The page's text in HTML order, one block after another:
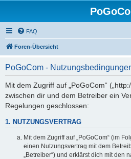
FAQ
Foren-Übersicht
PoGoCom -
Mit dem Zugriff auf „PoGoCom“
zwischen dir und dem Betreiber ein
Regelungen geschlossen:
1. NUTZUNGSVERTRAG
Mit dem Zugriff auf „PoGoCom“ (im
einen Nutzungsvertrag mit dem
„Betreiber“) und erklärst dich mit den